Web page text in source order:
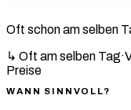
Oft schon am selben
↳ Oft am selben Tag·
Preise
WANN SINNVOLL?